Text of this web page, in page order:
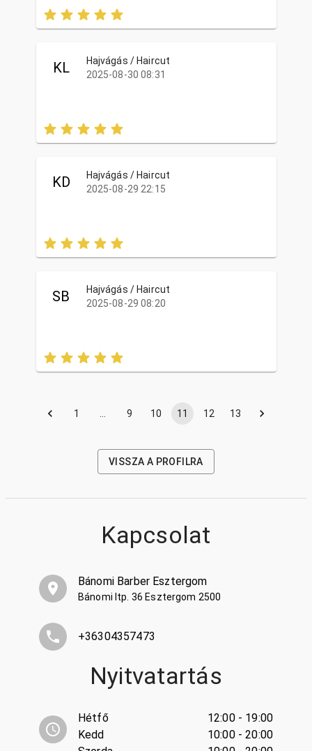
KL
Hajvágás / Haircut
2025-08-30 08:31
KD
Hajvágás / Haircut
2025-08-29 22:15
SB
Hajvágás / Haircut
2025-08-29 08:20
1 … 9 10 11 12 13
VISSZA A PROFILRA
Kapcsolat
Bánomi Barber Esztergom
Bánomi ltp. 36 Esztergom 2500
+36304357473
Nyitvatartás
Hétfő
Kedd
12:00 - 19:00
10:00 - 20:00